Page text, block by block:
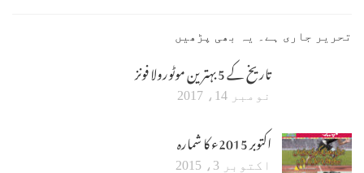
تحریر جاری ہے۔ یہ بھی پڑھیں
تاریخ کے 5 بہترین موٹورولا فونز
نومبر 14، 2017
اکتوبر 2015ء کا شمارہ
اکتوبر 3، 2015